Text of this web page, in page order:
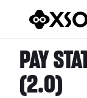
PAY
(2.0)